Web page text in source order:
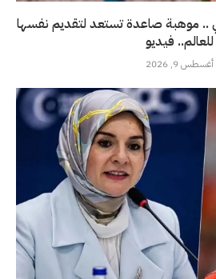
.. موهبة صاعدة تستعد لتقديم نفسها
للعالم.. فيديو
أغسطس 9, 2026